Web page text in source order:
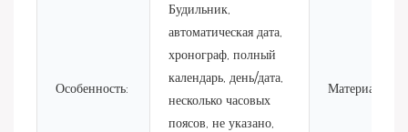
Особенность:
Будильник,
автоматическая дата,
хронограф, полный
календарь, день/дата,
несколько часовых
поясов, не указано,
Материал: